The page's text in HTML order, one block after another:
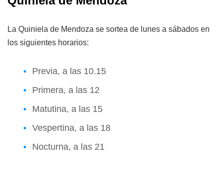
La Quiniela de Mendoza se sortea de lunes a sábados en
los siguientes horarios:
Previa, a las 10.15
Primera, a las 12
Matutina, a las 15
Vespertina, a las 18
Nocturna, a las 21